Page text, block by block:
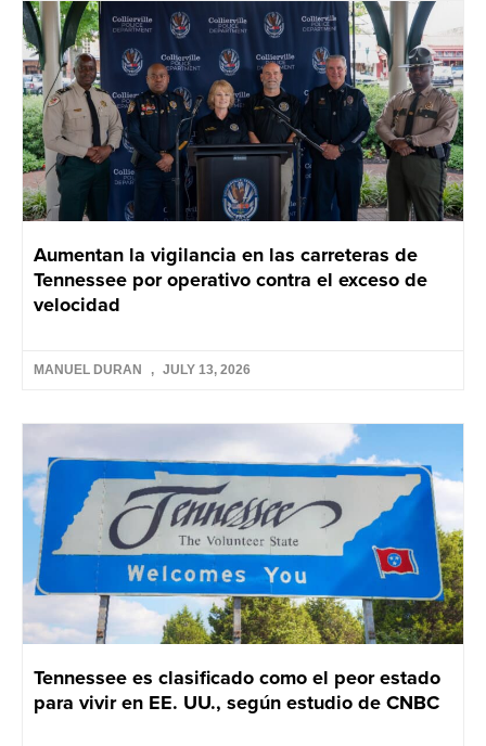
Aumentan la vigilancia en las carreteras de
Tennessee por operativo contra el exceso de
velocidad
MANUEL DURAN JULY 13, 2026
Tennessee es clasificado como el peor estado
para vivir en EE. UU., según estudio de CNBC